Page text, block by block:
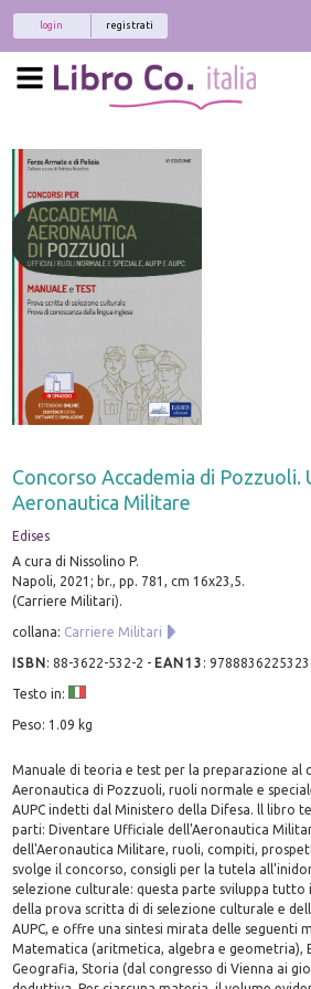
registrati
login
Concorso Accademia di Pozzuoli.
Aeronautica Militare
Edises
A cura di Nissolino P.
Napoli, 2021; br., pp. 781, cm 16x23,5.
(Carriere Militari).
collana: Carriere Militari
ISBN:88-3622-532-2 - EAN13 :9788836225323
Testo in:
Peso: 1.09 kg
Manuale di teoria e test per la preparazione al
Aeronautica di Pozzuoli, ruoli normale e
AUPC indetti dal Ministero della Difesa. ll libro
parti: Diventare Ufficiale dell'Aeronautica
dell'Aeronautica Militare, ruoli, compiti,
svolge il concorso, consigli per la tutela
selezione culturale: questa parte sviluppa tutto
della prova scritta di di selezione culturale e
AUPC, e offre una sintesi mirata delle seguenti
Matematica (aritmetica, algebra e geometria),
Geografia, Storia (dal congresso di Vienna ai